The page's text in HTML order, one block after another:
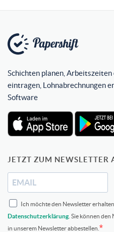
Schichten planen,
eintragen, Lohnabrechnungen
Software
JETZT ZUM NEWSLETTER
Ich möchte den Newsletter
Datenschutzerklärung . Sie können
in unserem Newsletter abbestellen.